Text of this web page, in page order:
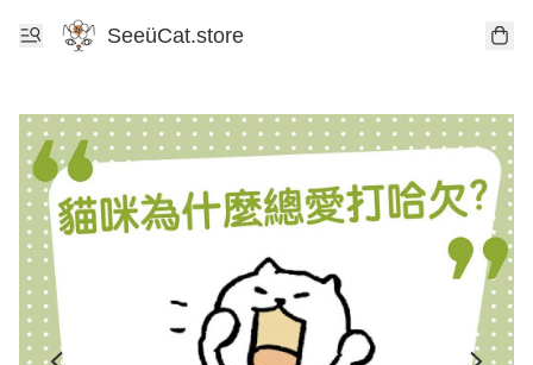
SeeüCat.store